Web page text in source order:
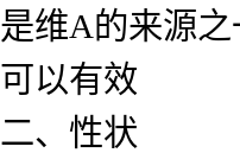
是维A的来源
可以有效
二、性状